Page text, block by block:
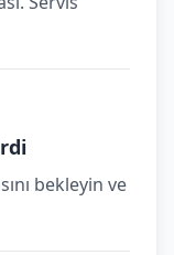
bekleyin ve